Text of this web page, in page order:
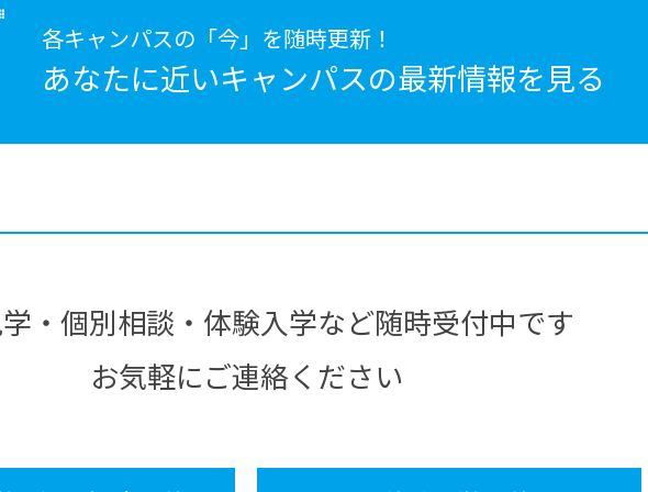
各キャンパスの「今」を随時更新！
あなたに近いキャンパスの最新情報を見る
・個別相談・体験入学など随時受付中です
お気軽にご連絡ください